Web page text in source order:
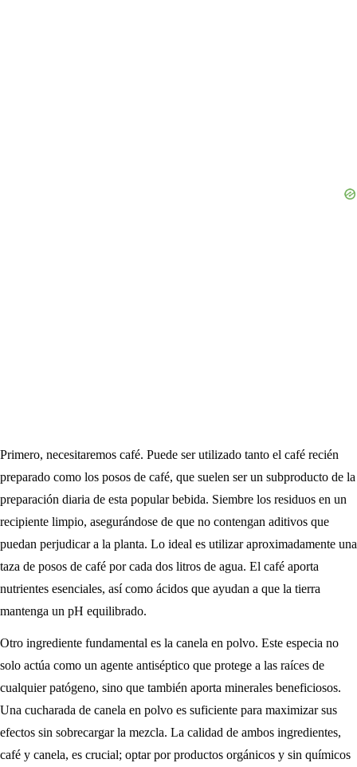
Primero, necesitaremos café. Puede ser utilizado tanto el café recién
preparado como los posos de café, que suelen ser un subproducto de la
preparación diaria de esta popular bebida. Siembre los residuos en un
recipiente limpio, asegurándose de que no contengan aditivos que
puedan perjudicar a la planta. Lo ideal es utilizar aproximadamente una
taza de posos de café por cada dos litros de agua. El café aporta
nutrientes esenciales, así como ácidos que ayudan a que la tierra
mantenga un pH equilibrado.
Otro ingrediente fundamental es la canela en polvo. Este especia no
solo actúa como un agente antiséptico que protege a las raíces de
cualquier patógeno, sino que también aporta minerales beneficiosos.
Una cucharada de canela en polvo es suficiente para maximizar sus
efectos sin sobrecargar la mezcla. La calidad de ambos ingredientes,
café y canela, es crucial; optar por productos orgánicos y sin químicos